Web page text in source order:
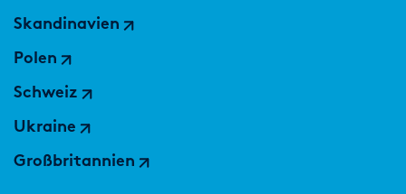
Skandinavien
Polen
Schweiz
Ukraine
Großbritannien